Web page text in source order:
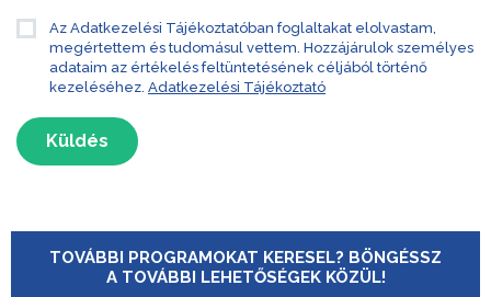
Az Adatkezelési Tájékoztatóban foglaltakat elolvastam,
megértettem és tudomásul vettem. Hozzájárulok személyes
adataim az értékelés feltüntetésének céljából történő
kezeléséhez. Adatkezelési Tájékoztató
Küldés
TOVÁBBI PROGRAMOKAT KERESEL? BÖNGÉSSZ
A TOVÁBBI LEHETŐSÉGEK KÖZÜL!